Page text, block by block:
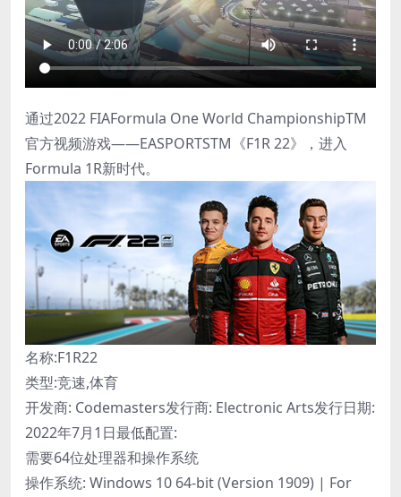
通过2022 FIAFormula One World ChampionshipTM
官方视频游戏——EASPORTSTM《F1R 22》，进入
Formula 1R新时代。
名称:F1R22
类型:竞速,体育
开发商: Codemasters发行商: Electronic Arts发行日期:
2022年7月1日最低配置:
需要64位处理器和操作系统
操作系统: Windows 10 64-bit (Version 1909) | For